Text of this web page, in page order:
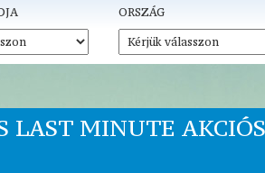
ORSZÁG
LAST MINUTE